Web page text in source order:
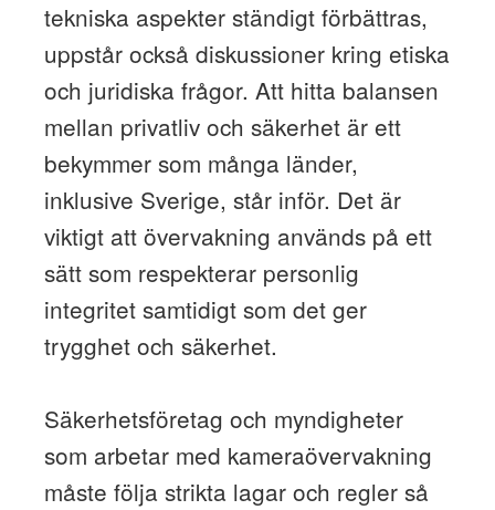
tekniska aspekter ständigt förbättras,
uppstår också diskussioner kring etiska
och juridiska frågor. Att hitta balansen
mellan privatliv och säkerhet är ett
bekymmer som många länder,
inklusive Sverige, står inför. Det är
viktigt att övervakning används på ett
sätt som respekterar personlig
integritet samtidigt som det ger
trygghet och säkerhet.
Säkerhetsföretag och myndigheter
som arbetar med kameraövervakning
måste följa strikta lagar och regler så